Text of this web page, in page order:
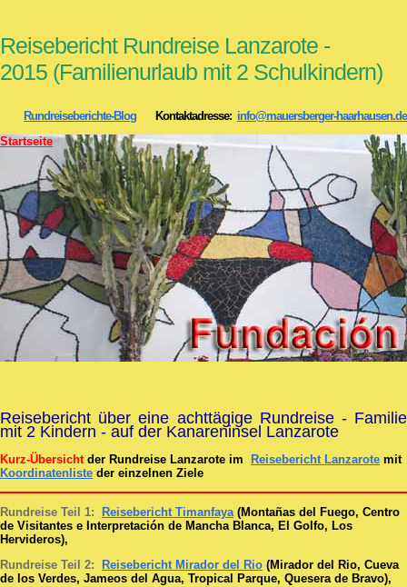
Reisebericht Rundreise Lanzarote -
2015 (Familienurlaub mit 2 Schulkindern)
Rundreiseberichte-Blog Kontaktadresse: info@mauersberger-haarhausen.de
Startseite
Reisebericht über eine achttägige Rundreise - Familie
mit 2 Kindern - auf der Kanareninsel Lanzarote
Kurz-Übersicht der Rundreise Lanzarote im Reisebericht Lanzarote mit
Koordinatenliste der einzelnen Ziele
Rundreise Teil 1: Reisebericht Timanfaya(Montañas del Fuego, Centro
de Visitantes e Interpretación de Mancha Blanca, El Golfo, Los
Hervideros),
Rundreise Teil 2:
Reisebericht Mirador del Rio (Mirador del Rio, Cueva
de los Verdes, Jameos del Agua, Tropical Parque, Quesera de Bravo),